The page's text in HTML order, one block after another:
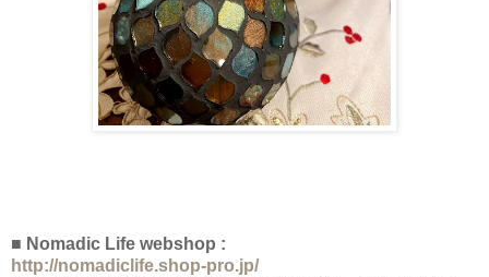
■ Nomadic Life webshop :
http://nomadiclife.shop-pro.jp/